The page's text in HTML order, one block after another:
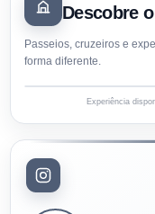
Descobre
Passeios, cruzeiros e
forma diferente.
Experiência